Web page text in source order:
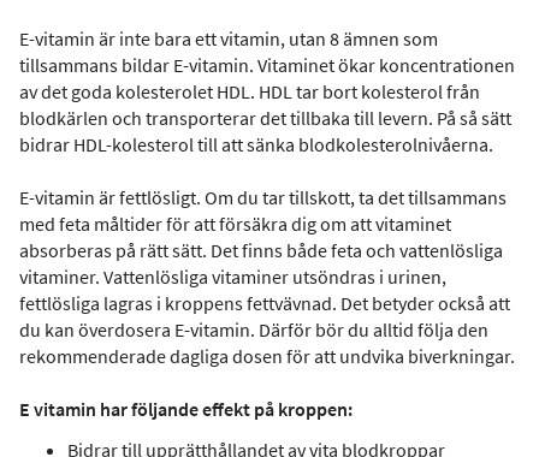
E-vitamin är inte bara ett vitamin, utan 8 ämnen som
tillsammans bildar E-vitamin. Vitaminet ökar koncentrationen
av det goda kolesterolet HDL. HDL tar bort kolesterol från
blodkärlen och transporterar det tillbaka till levern. På så sätt
bidrar HDL-kolesterol till att sänka blodkolesterolnivåerna.
E-vitamin är fettlösligt. Om du tar tillskott, ta det tillsammans
med feta måltider för att försäkra dig om att vitaminet
absorberas på rätt sätt. Det finns både feta och vattenlösliga
vitaminer. Vattenlösliga vitaminer utsöndras i urinen,
fettlösliga lagras i kroppens fettvävnad. Det betyder också att
du kan överdosera E-vitamin. Därför bör du alltid följa den
rekommenderade dagliga dosen för att undvika biverkningar.
E vitamin har följande effekt på kroppen:
Bidrar till upprätthållandet av vita blodkroppar